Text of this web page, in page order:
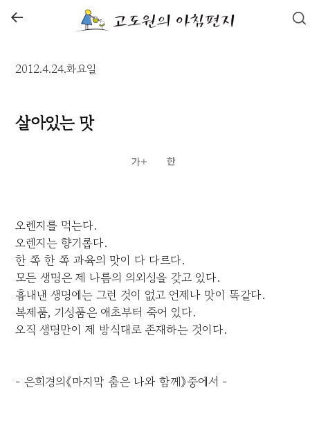
←
2012.4.24.화요일
살아있는 맛
오렌지를 먹는다.
오렌지는 향기롭다.
한 쪽 한 쪽 과육의 맛이 다 다르다.
모든 생명은 제 나름의 의외성을 갖고 있다.
흉내낸 생명에는 그런 것이 없고 언제나 맛이 똑같다.
복제품, 기성품은 애초부터 죽어 있다.
오직 생명만이 제 방식대로 존재하는 것이다.
- 은희경의《마지막 춤은 나와 함께》중에서 -